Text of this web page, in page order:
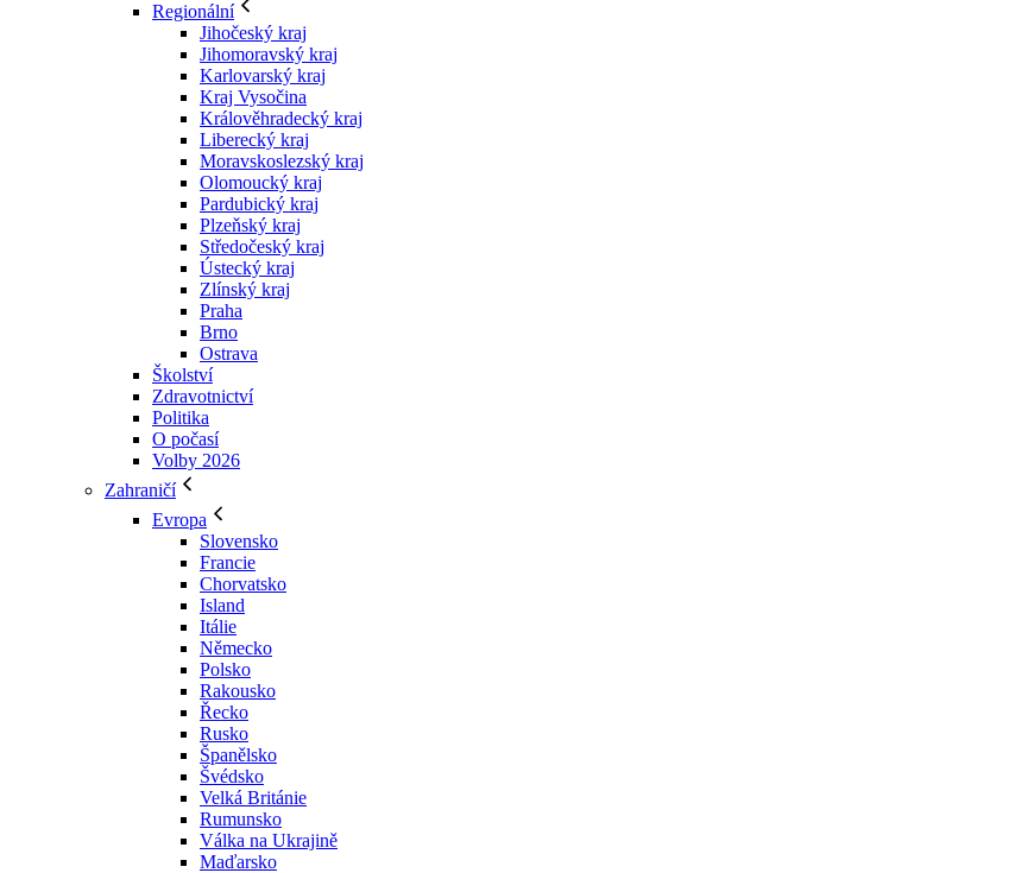
Regionální
Jihočeský kraj
Jihomoravský kraj
Karlovarský kraj
Kraj Vysočina
Králověhradecký kraj
Liberecký kraj
Moravskoslezský kraj
Olomoucký kraj
Pardubický kraj
Plzeňský kraj
Středočeský kraj
Ústecký kraj
Zlínský kraj
Praha
Brno
Ostrava
Školství
Zdravotnictví
Politika
O počasí
Volby 2026
Zahraničí
Evropa
Slovensko
Francie
Chorvatsko
Island
Itálie
Německo
Polsko
Rakousko
Řecko
Rusko
Španělsko
Švédsko
Velká Británie
Rumunsko
Válka na Ukrajině
Maďarsko